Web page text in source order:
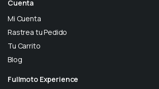
Cuenta
Mi Cuenta
Rastrea tu Pedido
Tu Carrito
Blog
Fullmoto Experience